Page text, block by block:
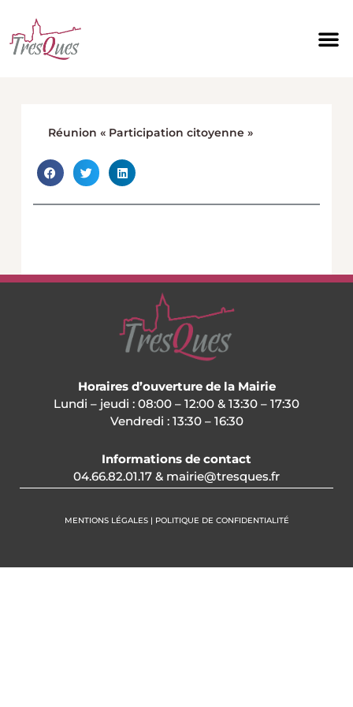
contenu
Réunion « Participation citoyenne »
Horaires d’ouverture de la Mairie
Lundi – jeudi : 08:00 – 12:00 & 13:30 – 17:30
Vendredi : 13:30 – 16:30
Informations de contact
04.66.82.01.17 & mairie@tresques.fr
MENTIONS LÉGALES | POLITIQUE DE CONFIDENTIALITÉ